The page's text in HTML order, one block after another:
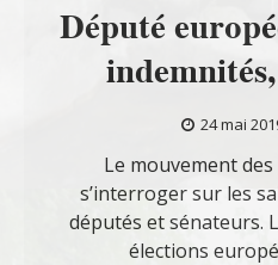
Député
24 mai
Le mouvement
s’interroger sur les
députés et sénateurs.
élections